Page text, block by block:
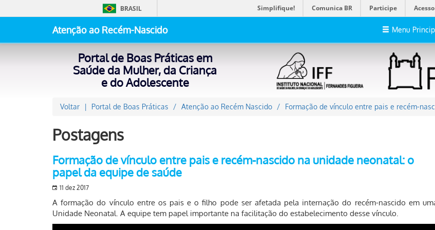
BRASIL Simplifique! Comunica BR Participe
Atenção ao Recém-Nascido Menu
Portal de Boas Práticas em
Saúde da Mulher, da Criança
e do Adolescente
Voltar Portal de Boas Práticas Atenção ao Recém Nascido Formação de vínculo entre pais e recém-
Postagens
Formação de vínculo entre pais e recém-nascido na unidade neonatal: o
papel da equipe de saúde
11 dez 2017
A formação do vínculo entre os pais e o filho pode ser afetada pela internação do recém-nascido em
Unidade Neonatal. A equipe tem papel importante na facilitação do estabelecimento desse vínculo.